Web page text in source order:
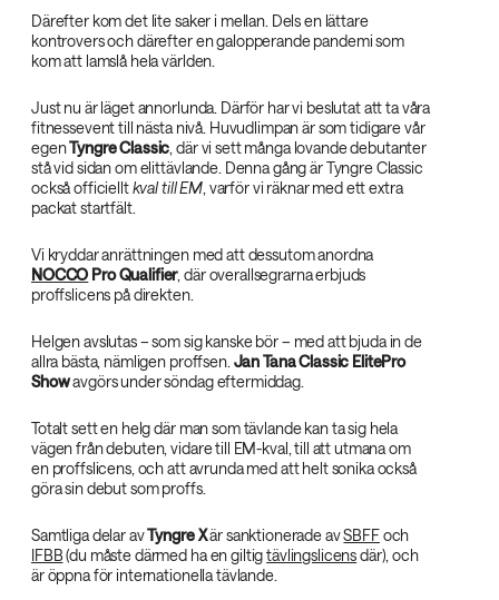
Därefter kom det lite saker i mellan. Dels en lättare
kontrovers och därefter en galopperande pandemi som
kom att lamslå hela världen.
Just nu är läget annorlunda. Därför har vi beslutat att ta våra
fitnessevent till nästa nivå. Huvudlimpan är som tidigare vår
egenTyngre Classic , där vi sett många lovande debutanter
stå vid sidan om elittävlande. Denna gång är Tyngre Classic
också officielltkval till EM, varför vi räknar med ett extra
packat startfält.
Vi kryddar anrättningen med att dessutom anordna
NOCCO Pro Qualifier, där overallsegrarna erbjuds
proffslicens på direkten.
Helgen avslutas – som sig kanske bör – med att bjuda in de
allra bästa, nämligen proffsen. Jan Tana Classic ElitePro
Showavgörs under söndag eftermiddag.
Totalt sett en helg där man som tävlande kan ta sig hela
vägen från debuten, vidare till EM-kval, till att utmana om
en proffslicens, och att avrunda med att helt sonika också
göra sin debut som proffs.
Samtliga delar avTyngre Xär sanktionerade avSBFFoch
IFBB(du måste därmed ha en giltigtävlingslicensdär), och
är öppna för internationella tävlande.